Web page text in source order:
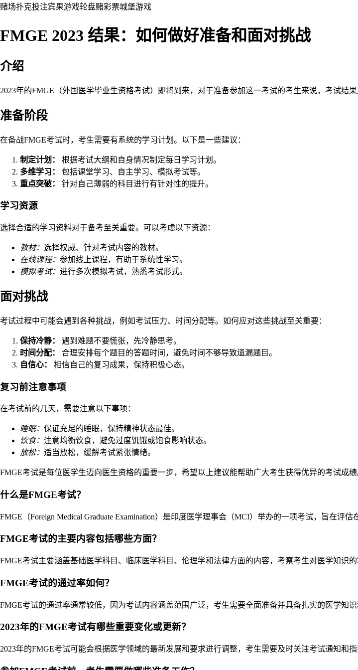
赌场扑克投注宾果游戏轮盘赌彩票城堡游戏
FMGE 2023 结果：如何做好准备和面对挑战
介绍
2023年的FMGE（外国医学毕业生资格考试）即将到来，对于准备参加这一考试的考生来说，考试结
准备阶段
在备战FMGE考试时，考生需要有系统的学习计划。以下是一些建议：
制定计划：
根据考试大纲和自身情况制定每日学习计划。
多维学习：
包括课堂学习、自主学习、模拟考试等。
重点突破：
针对自己薄弱的科目进行有针对性的提升。
学习资源
选择合适的学习资料对于备考至关重要。可以考虑以下资源：
教材： 选择权威、针对考试内容的教材。
在线课程： 参加线上课程，有助于系统性学习。
模拟考试： 进行多次模拟考试，熟悉考试形式。
面对挑战
考试过程中可能会遇到各种挑战，例如考试压力、时间分配等。如何应对这些挑战至关重要：
保持冷静：
遇到难题不要慌张，先冷静思考。
时间分配：
合理安排每个题目的答题时间，避免时间不够导致遗漏题目。
自信心：
相信自己的复习成果，保持积极心态。
复习前注意事项
在考试前的几天，需要注意以下事项：
睡眠： 保证充足的睡眠，保持精神状态最佳。
饮食： 注意均衡饮食，避免过度饥饿或饱食影响状态。
放松： 适当放松，缓解考试紧张情绪。
FMGE考试是每位医学生迈向医生资格的重要一步，希望以上建议能帮助广大考生获得优异的考试成
什么是FMGE考试？
FMGE（Foreign Medical Graduate Examination）是印度医学理事会（MCI）举办的一项考试，旨在评
FMGE考试的主要内容包括哪些方面？
FMGE考试主要涵盖基础医学科目、临床医学科目、伦理学和法律方面的内容，考察考生对医学知识的
FMGE考试的通过率如何？
FMGE考试的通过率通常较低，因为考试内容涵盖范围广泛，考生需要全面准备并具备扎实的医学知识
2023年的FMGE考试有哪些重要变化或更新？
2023年的FMGE考试可能会根据医学领域的最新发展和要求进行调整，考生需要及时关注考试通知和